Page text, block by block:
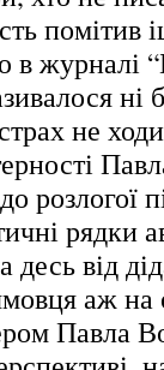
помітив
в журналі
не
розлогої
рядки
від
аж на
Павла